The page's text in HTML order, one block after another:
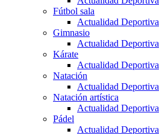
Fútbol sala
Actualidad Deportiva
Gimnasio
Actualidad Deportiva
Kárate
Actualidad Deportiva
Natación
Actualidad Deportiva
Natación artística
Actualidad Deportiva
Pádel
Actualidad Deportiva